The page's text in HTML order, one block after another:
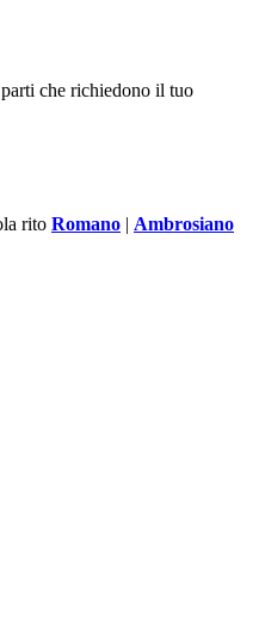
che richiedono il tuo
rito Romano | Ambrosiano